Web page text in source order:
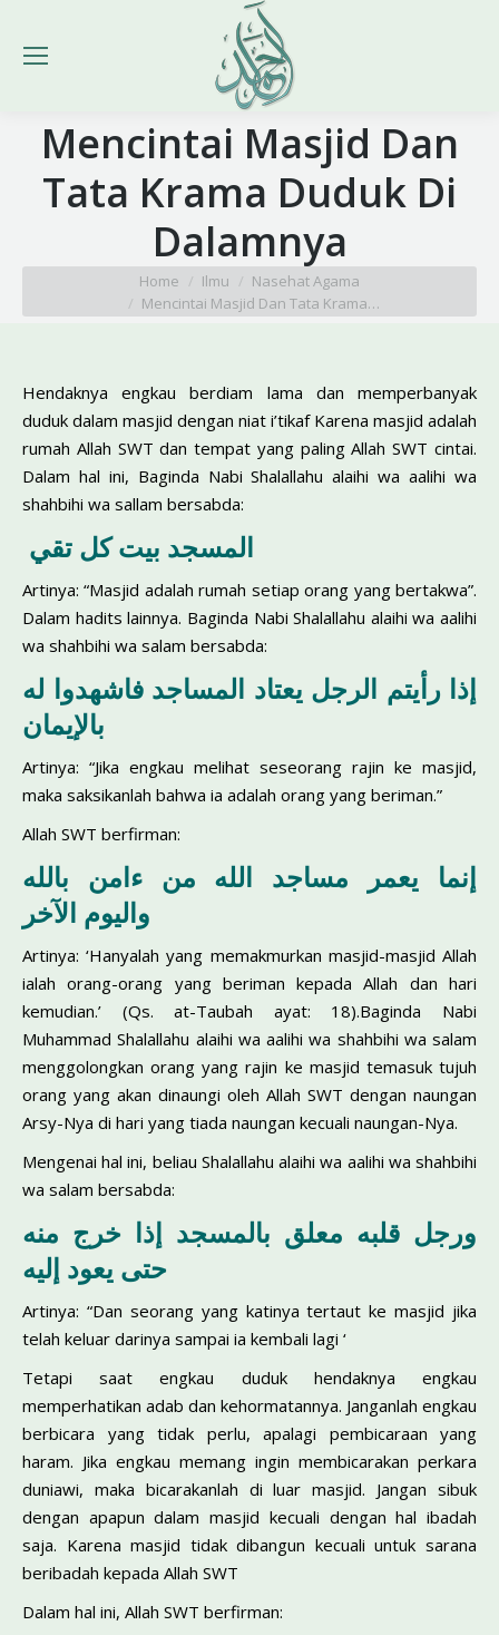
Mencintai Masjid Dan
Tata Krama Duduk Di
Dalamnya
Home Ilmu
Nasehat Agama
Mencintai Masjid Dan Tata Krama…
Hendaknya engkau berdiam lama dan memperbanyak
duduk dalam masjid dengan niat i’tikaf Karena masjid adalah
rumah Allah SWT dan tempat yang paling Allah SWT cintai.
Dalam hal ini, Baginda Nabi Shalallahu alaihi wa aalihi wa
shahbihi wa sallam bersabda:
المسجد بيت كل تقي
Artinya: “Masjid adalah rumah setiap orang yang bertakwa”.
Dalam hadits lainnya. Baginda Nabi Shalallahu alaihi wa aalihi
wa shahbihi wa salam bersabda:
إذا رأيتم الرجل يعتاد المساجد فاشهدوا له
بالإيمان
Artinya: “Jika engkau melihat seseorang rajin ke masjid,
maka saksikanlah bahwa ia adalah orang yang beriman.”
Allah SWT berfirman:
إنما يعمر مساجد الله من ءامن بالله
واليوم الآخر
Artinya: ‘Hanyalah yang memakmurkan masjid-masjid Allah
ialah orang-orang yang beriman kepada Allah dan hari
kemudian.’ (Qs. at-Taubah ayat: 18).Baginda Nabi
Muhammad Shalallahu alaihi wa aalihi wa shahbihi wa salam
menggolongkan orang yang rajin ke masjid temasuk tujuh
orang yang akan dinaungi oleh Allah SWT dengan naungan
Arsy-Nya di hari yang tiada naungan kecuali naungan-Nya.
Mengenai hal ini, beliau Shalallahu alaihi wa aalihi wa shahbihi
wa salam bersabda:
ورجل قلبه معلق بالمسجد إذا خرج منه
حتى يعود إليه
Artinya: “Dan seorang yang katinya tertaut ke masjid jika
telah keluar darinya sampai ia kembali lagi ‘
Tetapi saat engkau duduk hendaknya engkau
memperhatikan adab dan kehormatannya. Janganlah engkau
berbicara yang tidak perlu, apalagi pembicaraan yang
haram. Jika engkau memang ingin membicarakan perkara
duniawi, maka bicarakanlah di luar masjid. Jangan sibuk
dengan apapun dalam masjid kecuali dengan hal ibadah
saja. Karena masjid tidak dibangun kecuali untuk sarana
beribadah kepada Allah SWT
Dalam hal ini, Allah SWT berfirman: